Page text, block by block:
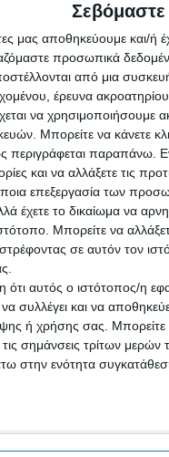
Σεβόμαστε
μας αποθηκεύουμε
προσωπικά
από μια συσκευή
έρευνα
να χρησιμοποιήσουμε
Μπορείτε να κάνετε
περιγράφεται παραπάνω.
και να αλλάξετε τις
επεξεργασία των
έχετε το δικαίωμα να
Μπορείτε να
σε αυτόν τον
αυτός ο ιστότοπος/η
συλλέγει και να
ή χρήσης σας. Μπορείτε
σημάνσεις τρίτων
στην ενότητα
- Ποιες
-Τι λένε τα
τις
Παρασκευή τα
πτώση της